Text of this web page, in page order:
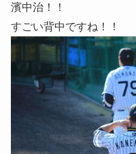
濱中治！！
すごい背中ですね！！